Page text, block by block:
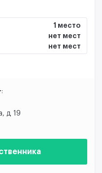
1 место
нет мест
нет мест
:
д 19